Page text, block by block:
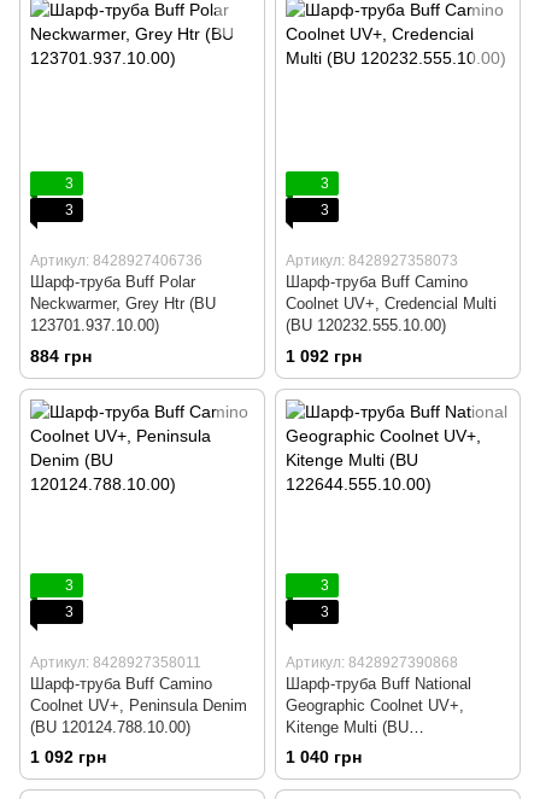
3
3
Артикул: 8428927406736
Шарф-труба Buff Polar
Neckwarmer, Grey Htr (BU
123701.937.10.00)
884 грн
3
3
Артикул: 8428927358073
Шарф-труба Buff Camino
Coolnet UV+, Credencial Multi
(BU 120232.555.10.00)
1 092 грн
3
3
Артикул: 8428927358011
Шарф-труба Buff Camino
Coolnet UV+, Peninsula Denim
(BU 120124.788.10.00)
1 092 грн
3
3
Артикул: 8428927390868
Шарф-труба Buff National
Geographic Coolnet UV+,
Kitenge Multi (BU
122644.555.10.00)
1 040 грн